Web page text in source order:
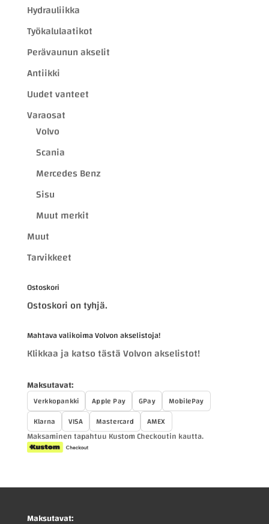
Hydrauliikka
Työkalulaatikot
Perävaunun akselit
Antiikki
Uudet vanteet
Varaosat
Volvo
Scania
Mercedes Benz
Sisu
Muut merkit
Muut
Tarvikkeet
Ostoskori
Ostoskori on tyhjä.
Mahtava valikoima Volvon akselistoja!
Klikkaa ja katso tästä Volvon akselistot!
Maksutavat:
Verkkopankki Apple Pay GPay
MobilePay
Klarna
VISA Mastercard AMEX
Maksaminen tapahtuu Kustom Checkoutin kautta.
Maksutavat: